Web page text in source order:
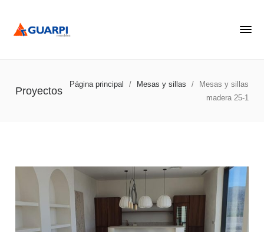
Proyectos
Página principal / Mesas y sillas /
Mesas y sillas
madera 25-1